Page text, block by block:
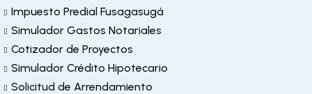
Impuesto Predial Fusagasugá
Simulador Gastos Notariales
Cotizador de Proyectos
Simulador Crédito Hipotecario
Solicitud de Arrendamiento